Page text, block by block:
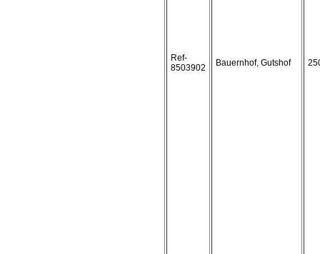
Ref-
8503902
Bauernhof, Gutshof